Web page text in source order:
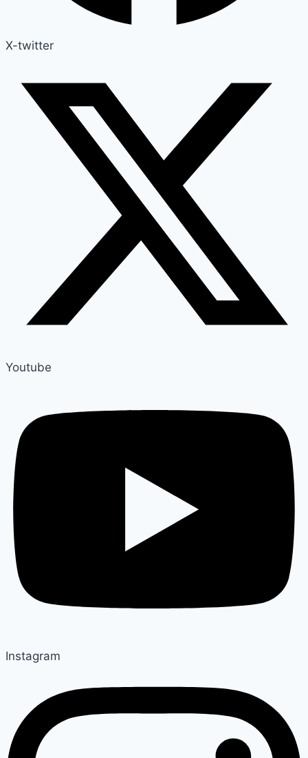
X-twitter
Youtube
Instagram